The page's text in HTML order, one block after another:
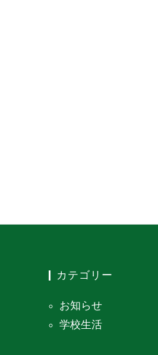
カテゴリー
お知らせ
学校生活